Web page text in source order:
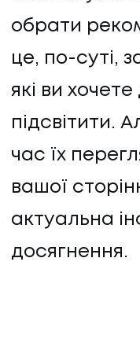
обрати
це, по-суті,
які ви
підсвітити.
час їх
вашої
актуальна
досягнення.